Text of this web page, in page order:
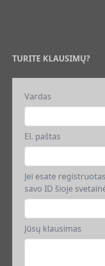
TURITE KLAUSIMŲ?
Vardas
El. paštas
Jei esate
savo ID šioje
Jūsų klausimas